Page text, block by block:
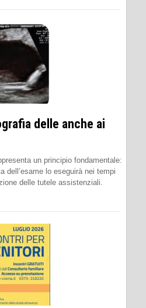
delle anche ai
un principio fondamentale:
dell’esame lo eseguirà nei tempi
delle tutele assistenziali.